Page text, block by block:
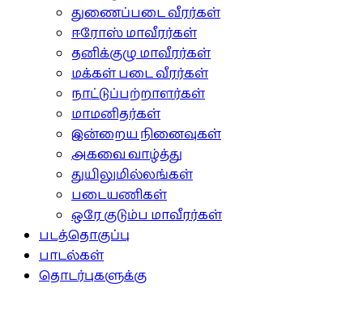
துணைப்படை வீரர்கள்
ஈரோஸ் மாவீரர்கள்
தனிக்குழு மாவீரர்கள்
மக்கள் படை வீரர்கள்
நாட்டுப்பற்றாளர்கள்
மாமனிதர்கள்
இன்றைய நினைவுகள்
அகவை வாழ்த்து
துயிலுமில்லங்கள்
படையணிகள்
ஒரே குடும்ப மாவீரர்கள்
படத்தொகுப்பு
பாடல்கள்
தொடர்புகளுக்கு